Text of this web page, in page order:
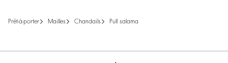
prêt-à-porter mailles chandails pull salama